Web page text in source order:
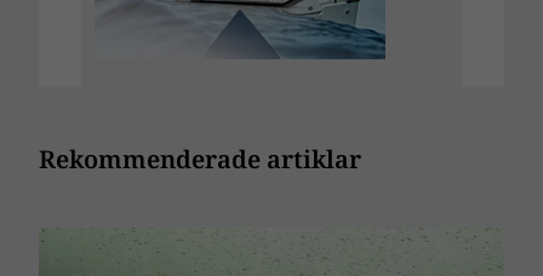
Rekommenderade artiklar